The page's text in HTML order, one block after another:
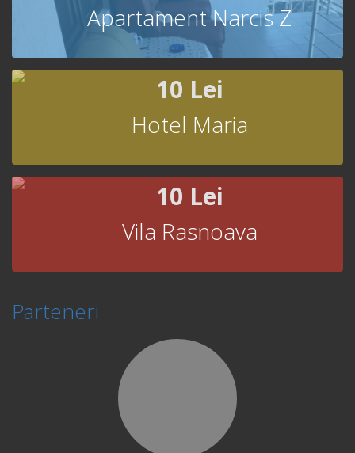
Apartament Narcis Z
10 Lei
Hotel Maria
10 Lei
Vila Rasnoava
Parteneri